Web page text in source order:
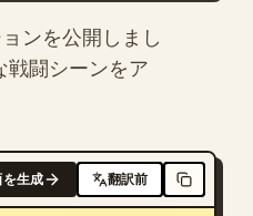
ンを公開しまし
闘シーンをア
生成 翻訳前